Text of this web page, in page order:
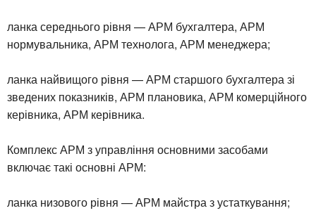
ланка середнього рівня — АРМ бухгалтера, АРМ
нормувальника, АРМ технолога, АРМ менеджера;
ланка найвищого рівня — АРМ старшого бухгалтера зі
зведених показників, АРМ плановика, АРМ комерційного
керівника, АРМ керівника.
Комплекс АРМ з управління основними засобами
включає такі основні АРМ:
ланка низового рівня — АРМ майстра з устаткування;